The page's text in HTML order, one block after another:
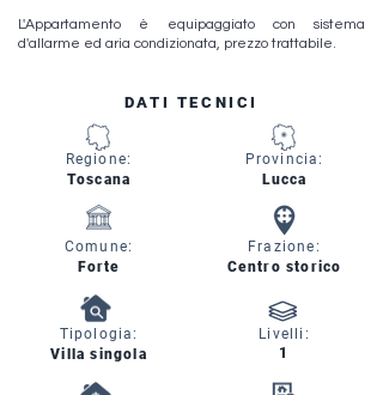
L'Appartamento è equipaggiato con sistema
d'allarme ed aria condizionata, prezzo trattabile.
DATI TECNICI
Regione:
Toscana
Lucca
Provincia:
Comune:
Forte
Frazione:
Centro storico
Tipologia:
Villa singola
Livelli:
1